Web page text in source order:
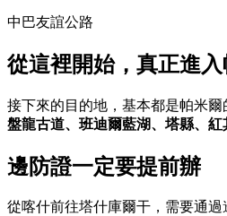
中巴友誼公路
從這裡開始，真正進
接下來的目的地，基本都是帕米爾
盤龍古道、班迪爾藍湖、塔縣、紅
邊防證一定要提前辦
從喀什前往塔什庫爾干，需要通過